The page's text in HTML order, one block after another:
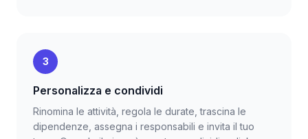
3
Personalizza e condividi
Rinomina le attività, regola le durate, trascina le
dipendenze, assegna i responsabili e invita il tuo